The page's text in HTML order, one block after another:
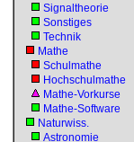
Signaltheorie
Sonstiges
Technik
Mathe
Schulmathe
Hochschulmathe
Mathe-Vorkurse
Mathe-Software
Naturwiss.
Astronomie